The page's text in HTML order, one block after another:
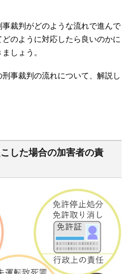
裁判がどのような流れで進んで
のように対応したら良いのかに
しょう。
事裁判の流れについて、解説し
した場合の加害者の責